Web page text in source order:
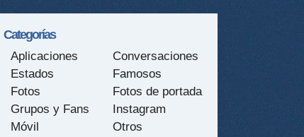
Categorías
Aplicaciones
Conversaciones
Estados
Famosos
Fotos
Fotos de portada
Grupos y Fans
Instagram
Móvil
Otros